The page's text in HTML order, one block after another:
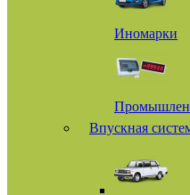
Иномарки
Впускная